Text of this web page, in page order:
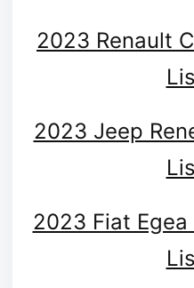
2023 Renault
2023 Jeep
2023 Fiat